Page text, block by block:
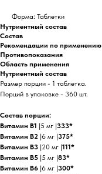
Форма: Таблетки
Нутриентный состав
Состав
Рекомендации по применению
Противопоказания
Область применения
Нутриентный состав
Размер порции - 1 таблетка.
Порций в упаковке - 360 шт.
Состав порции:
Витамин В1 |5 мг |333*
Витамин В2 |6 мг |375*
Витамин В3 |20 мг |111*
Витамин В5 |5 мг |83*
Витамин В6 |6 мг |300*